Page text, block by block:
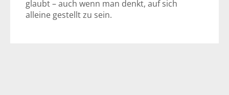
glaubt – auch wenn man denkt, auf sich
alleine gestellt zu sein.